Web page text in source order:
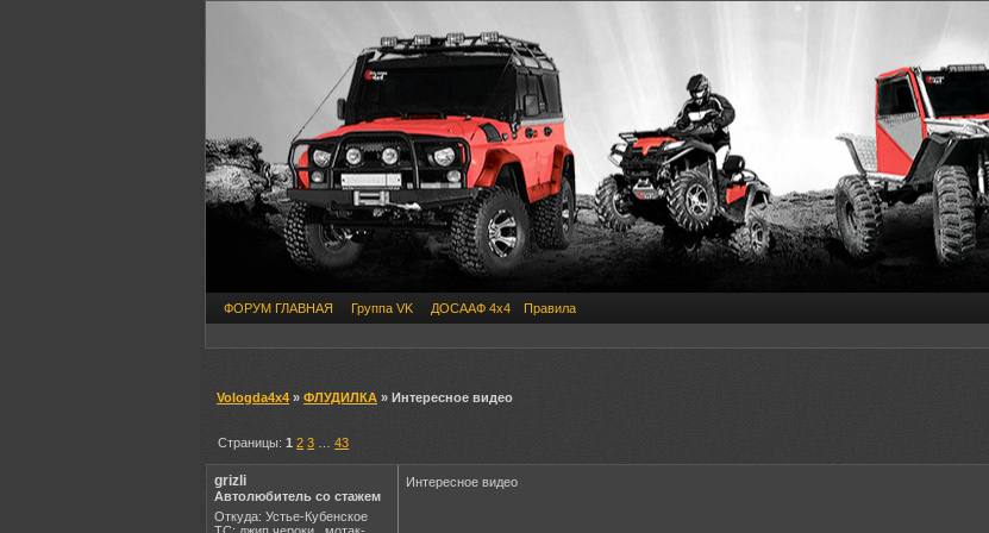
ФОРУМ ГЛАВНАЯ Группа VK ДОСААФ 4х4 Правила
Vologda4x4 » ФЛУДИЛКА » Интересное видео
Страницы:1 2 3 …43
grizli
Автолюбитель со стажем
Откуда: Устье-Кубенское
Интересное видео